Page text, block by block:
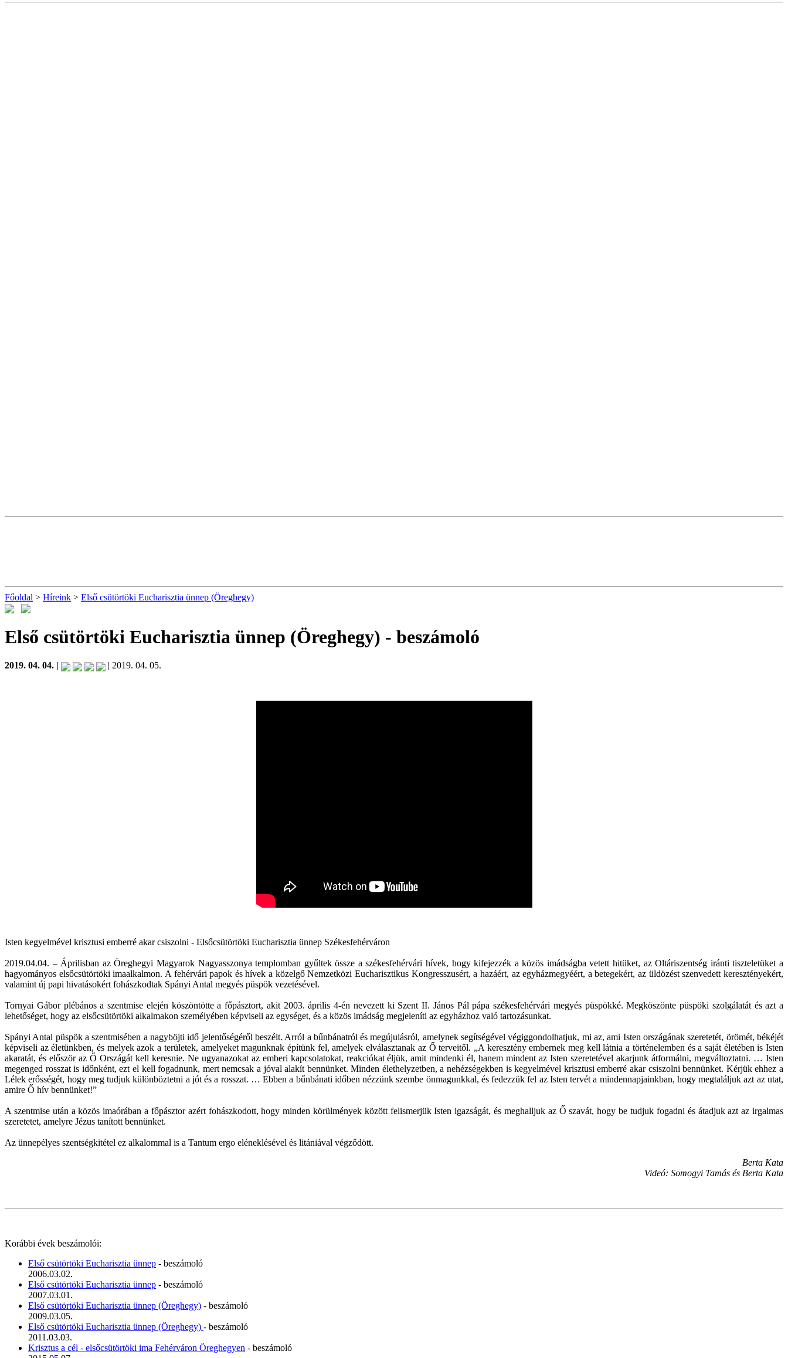
Főoldal > Híreink > Első csütörtöki Eucharisztia ünnep (Öreghegy)
Első csütörtöki Eucharisztia ünnep (Öreghegy) - beszámoló
2019. 04. 04. | | 2019. 04. 05.
Isten kegyelmével krisztusi emberré akar csiszolni - Elsőcsütörtöki Eucharisztia ünnep Székesfehérváron
2019.04.04. – Áprilisban az Öreghegyi Magyarok Nagyasszonya templomban gyűltek össze a székesfehérvári hívek, hogy kifejezzék a közös imádságba vetett hitüket, az Oltáriszentség iránti tiszteletüket a
hagyományos elsőcsütörtöki imaalkalmon. A fehérvári papok és hívek a közelgő Nemzetközi Eucharisztikus Kongresszusért, a hazáért, az egyházmegyéért, a betegekért, az üldözést szenvedett keresztényekért,
valamint új papi hivatásokért fohászkodtak Spányi Antal megyés püspök vezetésével.
Tornyai Gábor plébános a szentmise elején köszöntötte a főpásztort, akit 2003. április 4-én nevezett ki Szent II. János Pál pápa székesfehérvári megyés püspökké. Megköszönte püspöki szolgálatát és azt a
lehetőséget, hogy az elsőcsütörtöki alkalmakon személyében képviseli az egységet, és a közös imádság megjeleníti az egyházhoz való tartozásunkat.
Spányi Antal püspök a szentmisében a nagyböjti idő jelentőségéről beszélt. Arról a bűnbánatról és megújulásról, amelynek segítségével végiggondolhatjuk, mi az, ami Isten országának szeretetét, örömét, békéjét
képviseli az életünkben, és melyek azok a területek, amelyeket magunknak építünk fel, amelyek elválasztanak az Ő terveitől. „A keresztény embernek meg kell látnia a történelemben és a saját életében is Isten
akaratát, és először az Ő Országát kell keresnie. Ne ugyanazokat az emberi kapcsolatokat, reakciókat éljük, amit mindenki él, hanem mindent az Isten szeretetével akarjunk átformálni, megváltoztatni. … Isten
megenged rosszat is időnként, ezt el kell fogadnunk, mert nemcsak a jóval alakít bennünket. Minden élethelyzetben, a nehézségekben is kegyelmével krisztusi emberré akar csiszolni bennünket. Kérjük ehhez a
Lélek erősségét, hogy meg tudjuk különböztetni a jót és a rosszat. … Ebben a bűnbánati időben nézzünk szembe önmagunkkal, és fedezzük fel az Isten tervét a mindennapjainkban, hogy megtaláljuk azt az utat,
amire Ő hív bennünket!”
A szentmise után a közös imaórában a főpásztor azért fohászkodott, hogy minden körülmények között felismerjük Isten igazságát, és meghalljuk az Ő szavát, hogy be tudjuk fogadni és átadjuk azt az irgalmas
szeretetet, amelyre Jézus tanított bennünket.
Az ünnepélyes szentségkitétel ez alkalommal is a Tantum ergo eléneklésével és litániával végződött.
Berta Kata
Videó: Somogyi Tamás és Berta Kata
Korábbi évek beszámolói:
Első csütörtöki Eucharisztia ünnep - beszámoló
2006.03.02.
Első csütörtöki Eucharisztia ünnep - beszámoló
2007.03.01.
Első csütörtöki Eucharisztia ünnep (Öreghegy) - beszámoló
2009.03.05.
Első csütörtöki Eucharisztia ünnep (Öreghegy) - beszámoló
2011.03.03.
Krisztus a cél - elsőcsütörtöki ima Fehérváron Öreghegyen - beszámoló